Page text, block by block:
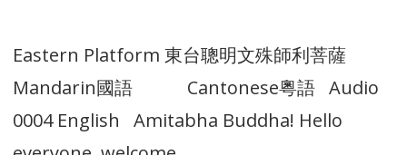
Eastern Platform 東台聰明文殊師利菩薩
Mandarin國語 Cantonese粵語 Audio
0004 English Amitabha Buddha! Hello